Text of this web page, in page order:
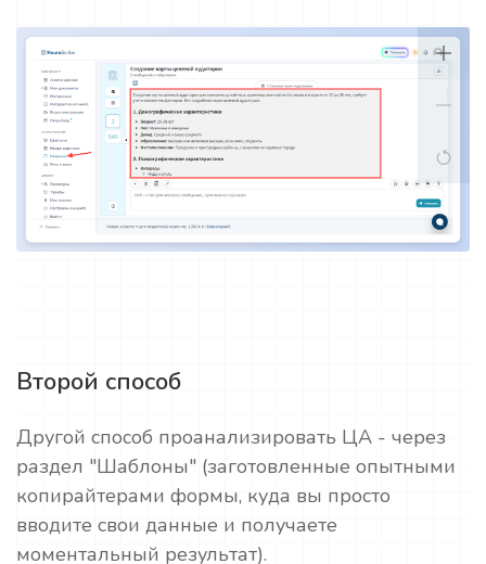
Второй способ
Другой способ проанализировать ЦА - через
раздел "Шаблоны" (заготовленные опытными
копирайтерами формы, куда вы просто
вводите свои данные и получаете
моментальный результат).